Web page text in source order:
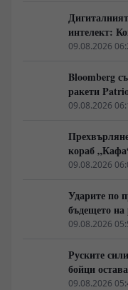
интелект:
управление
09.08.2026
Bloomberg
ракети
войски в
09.08.2026
кораб
режим в
09.08.2026
Ударите по
бъдещето
09.08.2026
Руските
бойци
09.08.2026